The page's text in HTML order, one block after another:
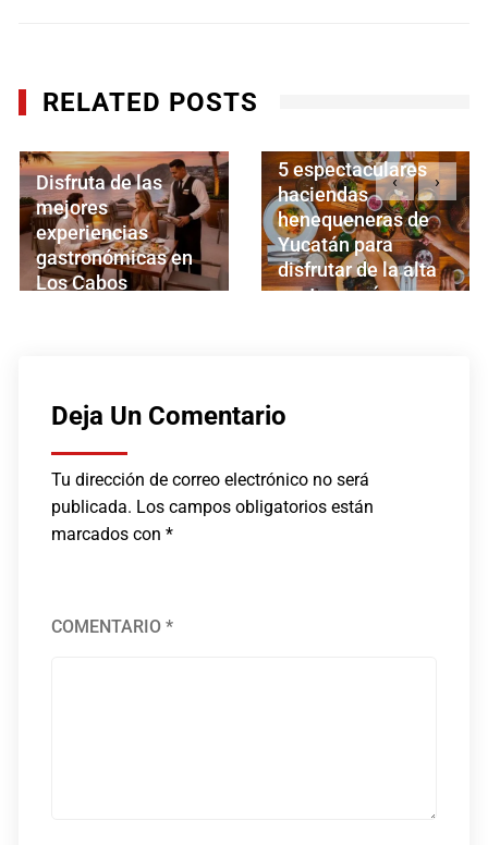
RELATED POSTS
5 espectaculares
haciendas
henequeneras de
Yucatán para
disfrutar de la alta
gastronomía
Comida típica de
Baja California Sur:
10 platillos que
debes probar
‹ ›
Deja Un Comentario
Tu dirección de correo electrónico no será
publicada. Los campos obligatorios están
marcados con*
COMENTARIO*